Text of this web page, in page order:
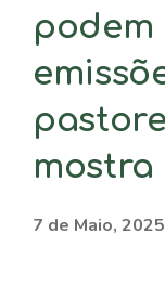
podem
mostra
7 de Maio, 2025